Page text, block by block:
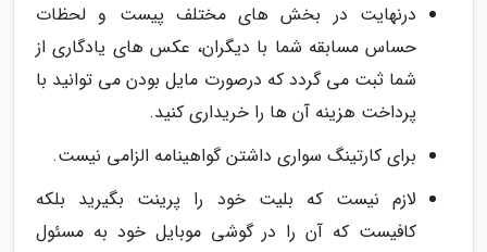
درنهایت در بخش های مختلف پیست و لحظات
حساس مسابقه شما با دیگران، عکس های یادگاری از
شما ثبت می گردد که درصورت مایل بودن می توانید با
پرداخت هزینه آن ها را خریداری کنید.
برای کارتینگ سواری داشتن گواهینامه الزامی نیست.
لازم نیست که بلیت خود را پرینت بگیرید بلکه
کافیست که آن را در گوشی موبایل خود به مسئول